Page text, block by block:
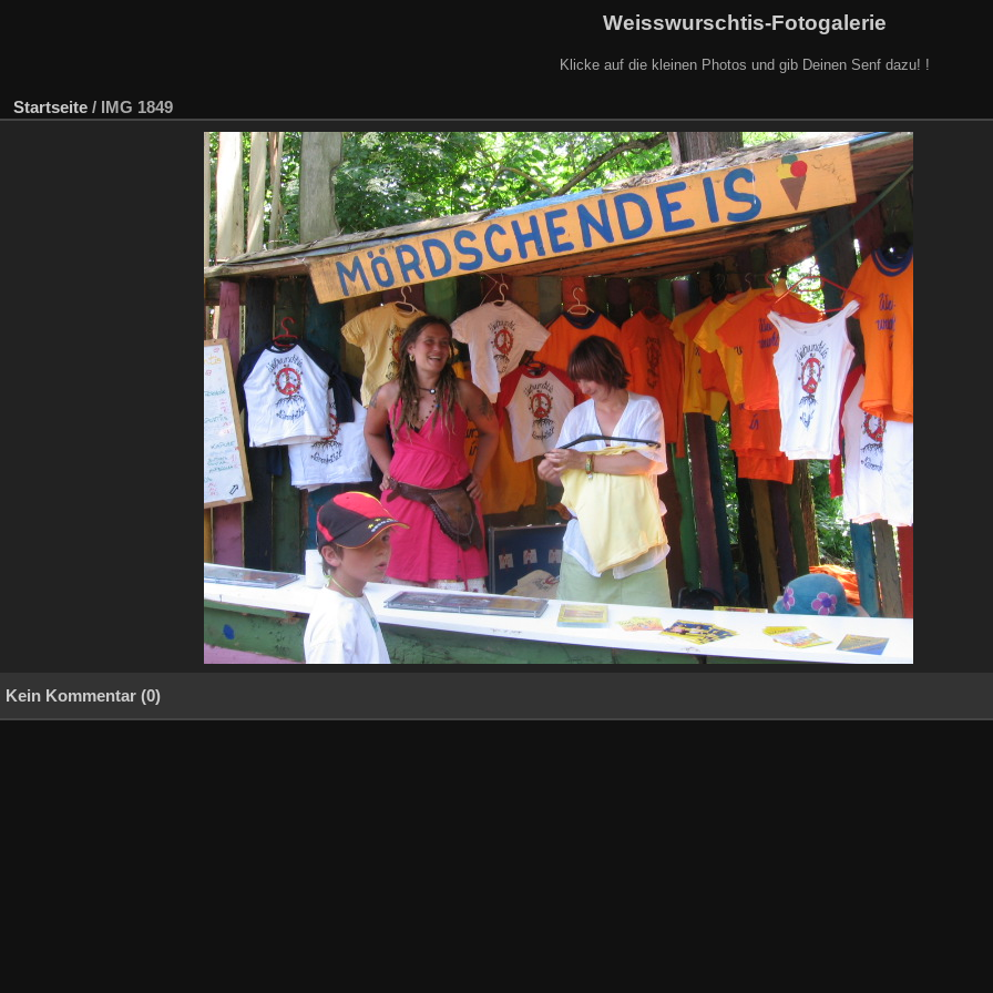
Weisswurschtis-Fotogalerie
Klicke auf die kleinen Photos und gib Deinen Senf dazu! !
Startseite / IMG 1849
Kein Kommentar (0)